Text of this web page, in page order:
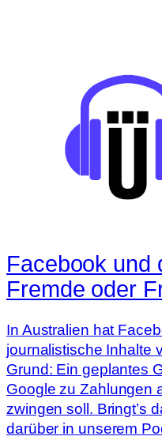
Facebook und
Fremde oder
In Australien hat
journalistische Inhalte
Grund: Ein geplantes
Google zu Zahlungen
zwingen soll. Bringt’s
darüber in unserem